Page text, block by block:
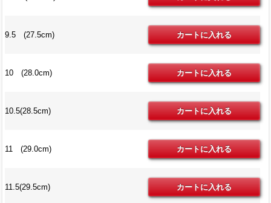
9.5 (27.5cm)
10 (28.0cm)
10.5(28.5cm)
11 (29.0cm)
11.5(29.5cm)